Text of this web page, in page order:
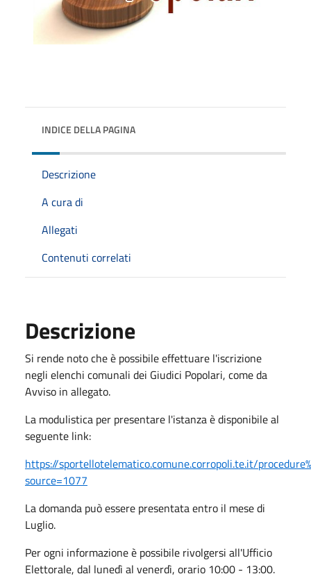
INDICE DELLA PAGINA
Descrizione
A cura di
Allegati
Contenuti correlati
Descrizione
Si rende noto che è possibile effettuare l'iscrizione
negli elenchi comunali dei Giudici Popolari, come da
Avviso in allegato.
La modulistica per presentare l'istanza è disponibile al
seguente link:
https://sportellotelematico.comune.corropoli.te.it/
source=1077
La domanda può essere presentata entro il mese di
Luglio.
Per ogni informazione è possibile rivolgersi all'Ufficio
Elettorale, dal lunedì al venerdì, orario 10:00 - 13:00.